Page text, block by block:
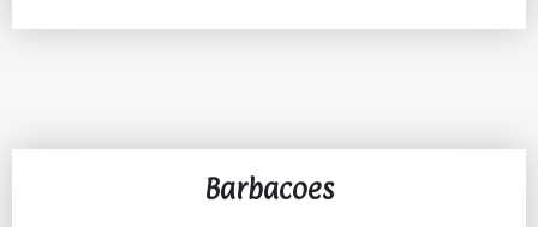
Barbacoes